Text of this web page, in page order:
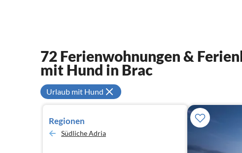
72 Ferienwohnungen &
mit Hund in Brac
Urlaub mit Hund
Regionen
Südliche Adria